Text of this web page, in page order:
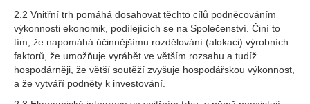
2.2 Vnitřní trh pomáhá dosahovat těchto cílů podněcováním
výkonnosti ekonomik, podílejících se na Společenství. Činí to
tím, že napomáhá účinnějšímu rozdělování (alokaci) výrobních
faktorů, že umožňuje vyrábět ve větším rozsahu a tudíž
hospodárněji, že větší soutěží zvyšuje hospodářskou výkonnost,
a že vytváří podněty k investování.